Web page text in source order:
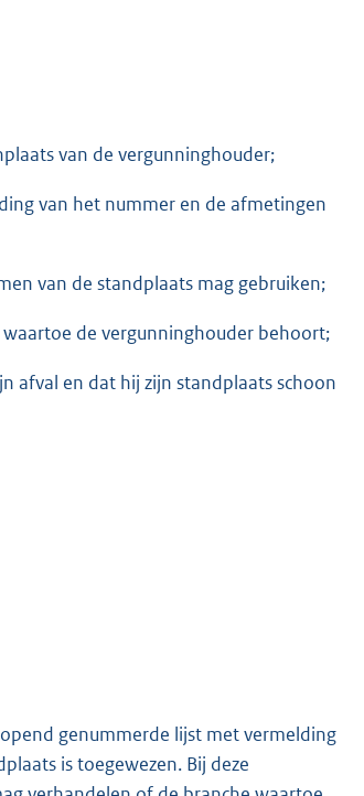
van de vergunninghouder;
van het nummer en de afmetingen
van de standplaats mag gebruiken;
de vergunninghouder behoort;
afval en dat hij zijn standplaats schoon
genummerde lijst met vermelding
is toegewezen. Bij deze